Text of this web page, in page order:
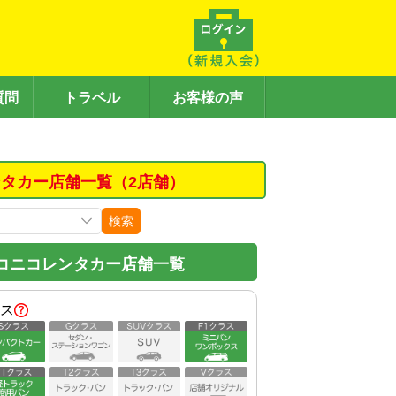
問 トラベル お客様の声
カー店舗一覧（2店舗）
検索
ニコレンタカー店舗一覧